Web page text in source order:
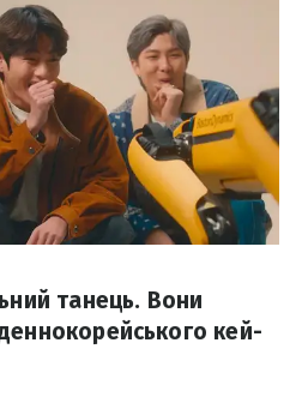
танець. Вони
кей-